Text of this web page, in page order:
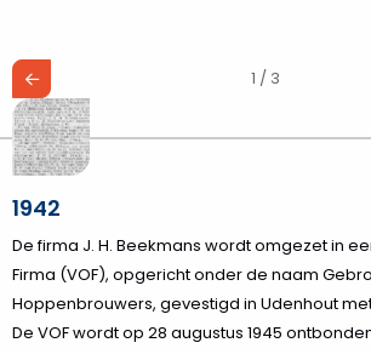
1 / 3
1942
De firma J. H. Beekmans wordt omgezet in
Firma (VOF), opgericht onder de naam
Hoppenbrouwers, gevestigd in Udenhout
De VOF wordt op 28 augustus 1945